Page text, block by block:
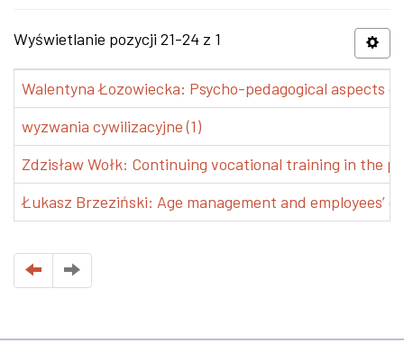
Wyświetlanie pozycji 21-24 z 1
Walentyna Łozowiecka: Psycho-pedagogical aspects
wyzwania cywilizacyjne (1)
Zdzisław Wołk: Continuing vocational training in the
Łukasz Brzeziński: Age management and employees’